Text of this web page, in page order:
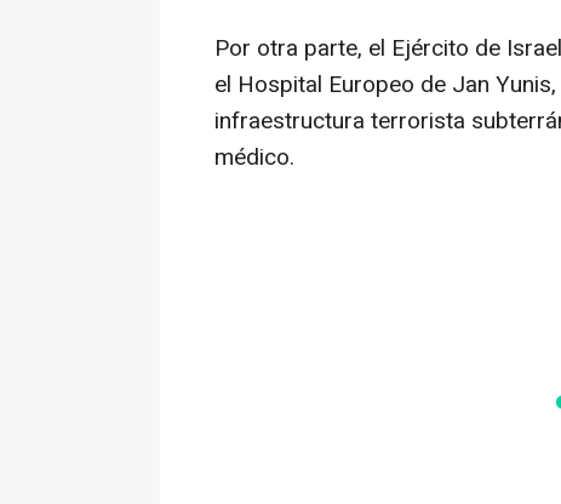
Por otra parte, el Ejército de
el Hospital Europeo de Jan
infraestructura terrorista
médico.